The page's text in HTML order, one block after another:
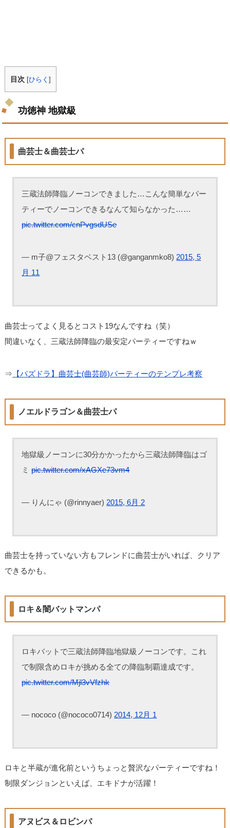
目次 [ひらく]
功徳神 地獄級
曲芸士＆曲芸士パ
三蔵法師降臨ノーコンできました…こんな簡単なパー
ティーでノーコンできるなんて知らなかった……
pic.twitter.com/cnPvgsdUSe
— m子@フェスタベスト13 (@ganganmko8) 2015, 5
月 11
曲芸士ってよく見るとコスト19なんですね（笑）
間違いなく、三蔵法師降臨の最安定パーティーですねｗ
⇒ 【パズドラ】曲芸士(曲芸師)パーティーのテンプレ考察
ノエルドラゴン＆曲芸士パ
地獄級ノーコンに30分かかったから三蔵法師降臨はゴ
ミpic.twitter.com/xAGXe73vm4
— りんにゃ (@rinnyaer) 2015, 6月 2
曲芸士を持っていない方もフレンドに曲芸士がいれば、クリア
できるかも。
ロキ＆闇バットマンパ
ロキバットで三蔵法師降臨地獄級ノーコンです。これ
で制限含めロキが挑める全ての降臨制覇達成です。
pic.twitter.com/Mjl3vVfzhk
— nococo (@nococo0714) 2014, 12月 1
ロキと半蔵が進化前というちょっと贅沢なパーティーですね！
制限ダンジョンといえば、エキドナが活躍！
アヌビス＆ロビンパ